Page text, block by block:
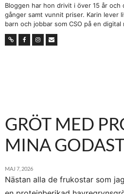
Bloggen har hon drivit i över 15 år
gånger samt vunnit priser. Karin lever
barn och jobbar som CSO på en
GRÖT MED
MINA
MAJ 7, 2026
Nästan alla de frukostar som